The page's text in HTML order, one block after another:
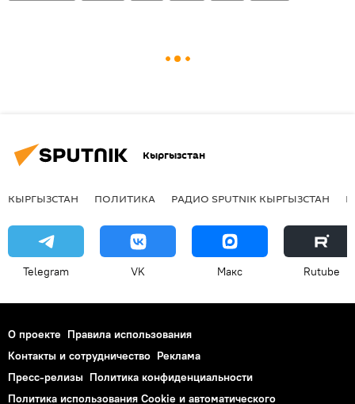
Кыргызстан
КЫРГЫЗСТАН ПОЛИТИКА РАДИО SPUTNIK КЫРГЫЗСТАН
Telegram VK Макс Rutube
О проекте Правила использования
Контакты и сотрудничество Реклама
Пресс-релизы Политика конфиденциальности
Политика использования Cookie и автоматического